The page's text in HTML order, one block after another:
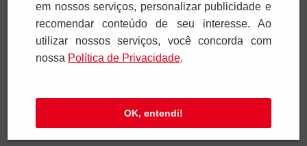
Ajuda e Suporte
Televendas
Pagamentos
em nossos serviços, personalizar publicidade e
recomendar conteúdo de seu interesse. Ao
utilizar nossos serviços, você concorda com
nossa Polí­tica de Privacidade.
OK, entendi!